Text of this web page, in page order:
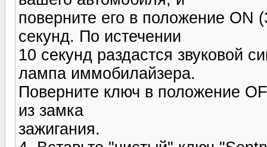
поверните его в положение ON
секунд. По истечении
10 секунд раздастся звуковой
лампа иммобилайзера.
Поверните ключ в положение
из замка
зажигания.